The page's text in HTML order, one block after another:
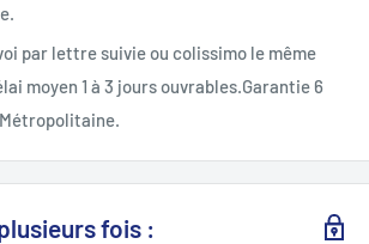
par lettre suivie ou colissimo le même
moyen 1 à 3 jours ouvrables.Garantie 6
fois :